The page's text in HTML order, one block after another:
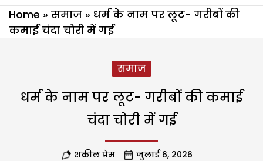
Home » समाज » धर्म के नाम पर लूट- गरीबों की
कमाई चंदा चोरी में गई
समाज
धर्म के नाम पर लूट- गरीबों की कमाई
चंदा चोरी में गई
शकील प्रेम जुलाई 6, 2026